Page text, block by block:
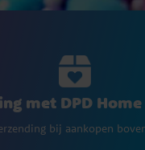
met DPD
bij aankopen